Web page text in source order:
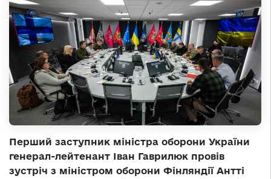
Перший заступник міністра оборони України
генерал-лейтенант Іван Гаврилюк провів
зустріч з міністром оборони Фінляндії Антті